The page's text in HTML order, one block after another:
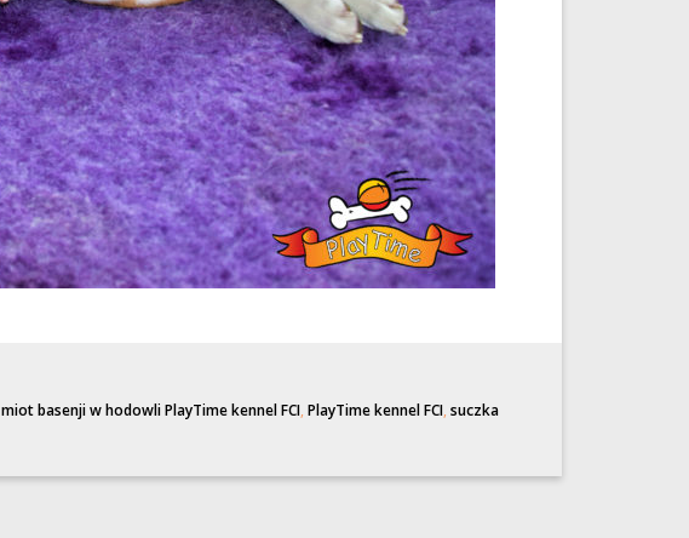
miot basenji w hodowli PlayTime kennel FCI, PlayTime kennel FCI, suczka